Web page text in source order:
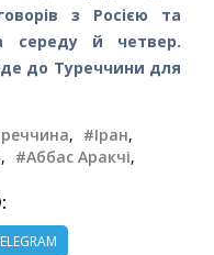
з Росією та
середу й четвер.
до Туреччини для
, #Іран,
, #Аббас Аракчі,